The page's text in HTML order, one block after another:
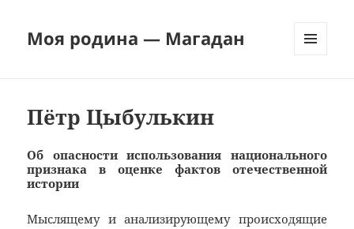
Моя родина — Магадан
Пётр Цыбулькин
Об опасности использования национального
признака в оценке фактов отечественной
истории
Мыслящему и анализирующему происходящие